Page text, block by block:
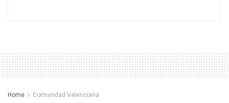
Home Comunidad Valenciana